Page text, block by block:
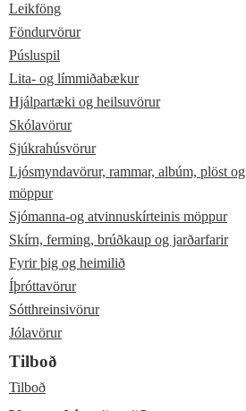
Leikföng
Föndurvörur
Púsluspil
Lita- og límmiðabækur
Hjálpartæki og heilsuvörur
Skólavörur
Sjúkrahúsvörur
Ljósmyndavörur, rammar, albúm, plöst og
möppur
Sjómanna-og atvinnuskírteinis möppur
Skírn, ferming, brúðkaup og jarðarfarir
Fyrir þig og heimilið
Íþróttavörur
Sótthreinsivörur
Jólavörur
Tilboð
Tilboð